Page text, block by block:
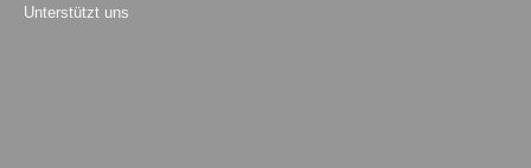
Unterstützt uns